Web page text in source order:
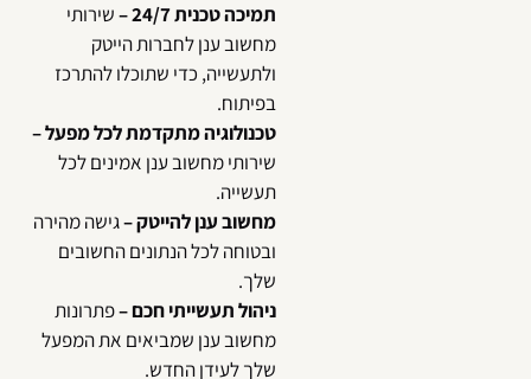
תמיכה טכנית 24/7 –
שירותי
מחשוב ענן לחברות הייטק
ולתעשייה, כדי שתוכלו להתרכז
בפיתוח.
טכנולוגיה מתקדמת לכל מפעל –
שירותי מחשוב ענן אמינים לכל
תעשייה.
מחשוב ענן להייטק –גישה מהירה
ובטוחה לכל הנתונים החשובים
שלך.
ניהול תעשייתי חכם –פתרונות
מחשוב ענן שמביאים את המפעל
שלך לעידן החדש.